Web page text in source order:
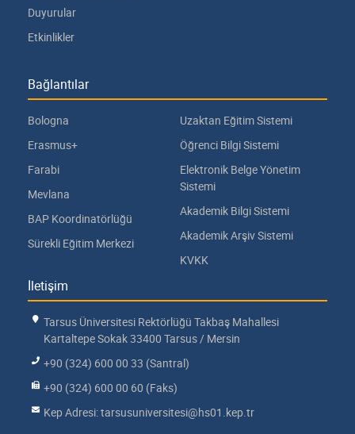
Duyurular
Etkinlikler
Bağlantılar
Bologna
Erasmus+
Farabi
Mevlana
BAP Koordinatörlüğü
Sürekli Eğitim Merkezi
Uzaktan Eğitim Sistemi
Öğrenci Bilgi Sistemi
Elektronik Belge Yönetim
Sistemi
Akademik Bilgi Sistemi
Akademik Arşiv Sistemi
KVKK
İletişim
Tarsus Üniversitesi Rektörlüğü Takbaş Mahallesi
Kartaltepe Sokak 33400 Tarsus / Mersin
+90 (324) 600 00 33 (Santral)
+90 (324) 600 00 60 (Faks)
Kep Adresi: tarsusuniversitesi@hs01.kep.tr